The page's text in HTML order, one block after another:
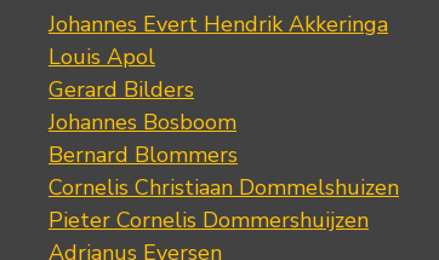
Johannes Evert Hendrik Akkeringa
Louis Apol
Gerard Bilders
Johannes Bosboom
Bernard Blommers
Cornelis Christiaan Dommelshuizen
Pieter Cornelis Dommershuijzen
Adrianus Eversen